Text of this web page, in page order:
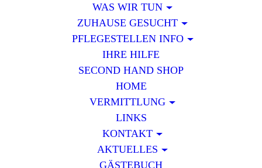
WAS WIR TUN
ZUHAUSE GESUCHT
PFLEGESTELLEN INFO
IHRE HILFE
SECOND HAND SHOP
HOME
VERMITTLUNG
LINKS
KONTAKT
AKTUELLES
GÄSTEBUCH